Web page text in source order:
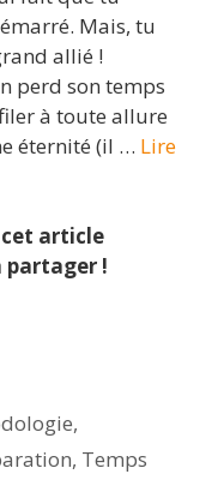
Mais, tu
allié !
perd son temps
à toute allure
éternité (il … Lire
article
partager !
,
, Temps